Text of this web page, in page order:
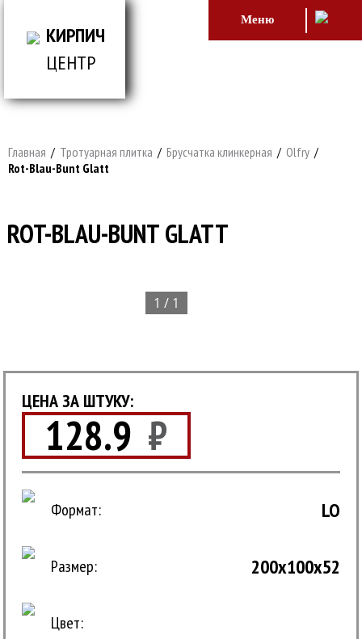
КИРПИЧ
ЦЕНТР
Меню
Главная / Тротуарная плитка / Брусчатка клинкерная / Olfry /
Rot-Blau-Bunt Glatt
ROT-BLAU-BUNT GLATT
1 / 1
ЦЕНА ЗА ШТУКУ:
128.9 ₽
Формат: LO
Размер: 200x100x52
Цвет: